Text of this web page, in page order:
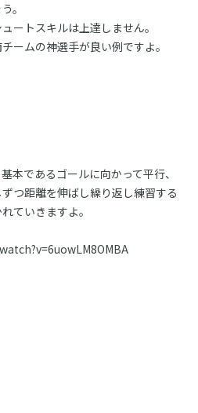
。
ートスキルは上達しません。
ームの神選手が良い例ですよ。
本であるゴールに向かって平行、
つ距離を伸ばし繰り返し練習する
ていきますよ。